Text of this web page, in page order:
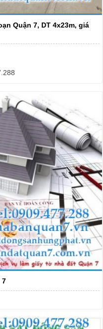
Quận 7, DT 4x23m, giá
7